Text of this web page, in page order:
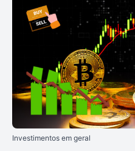
Investimentos em geral